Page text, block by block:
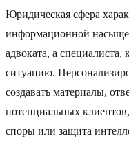
Юридическая сфера
информационной
адвоката, а
ситуацию.
создавать материалы,
потенциальных
споры или защита